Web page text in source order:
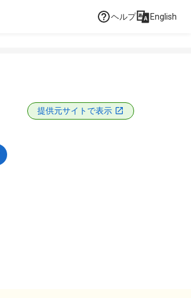
ヘルプ English
提供元サイトで表示